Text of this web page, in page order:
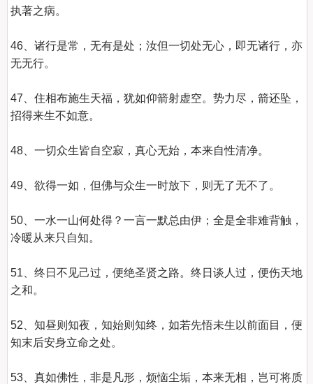
执著之病。
46、诸行是常，无有是处；汝但一切处无心，即无诸行，亦
无无行。
47、住相布施生天福，犹如仰箭射虚空。势力尽，箭还坠，
招得来生不如意。
48、一切众生皆自空寂，真心无始，本来自性清净。
49、欲得一如，但佛与众生一时放下，则无了无不了。
50、一水一山何处得？一言一默总由伊；全是全非难背触，
冷暖从来只自知。
51、终日不见己过，便绝圣贤之路。终日谈人过，便伤天地
之和。
52、知昼则知夜，知始则知终，如若先悟未生以前面目，便
知末后安身立命之处。
53、真如佛性，非是凡形，烦恼尘垢，本来无相，岂可将质